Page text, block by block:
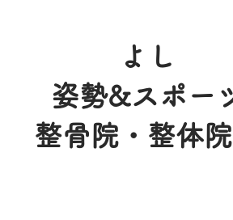
よし
姿勢&スポー
整骨院・整体